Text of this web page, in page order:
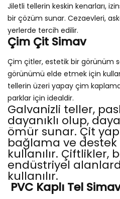
Jiletli tellerin keskin kenarları,
bir çözüm sunar. Cezaevleri,
yerlerde tercih edilir.
Çim Çit Simav
Çim çitler, estetik bir görünüm
görünümü elde etmek için
tellerin üzeri yapay çim
parklar için idealdir.
Galvanizli teller,
dayanıklı olup,
ömür sunar. Çit
bağlama ve destek
kullanılır. Çiftlikler,
endüstriyel
kullanılır.
PVC Kaplı Tel